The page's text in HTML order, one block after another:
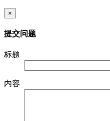
×
提交问题
标题
内容